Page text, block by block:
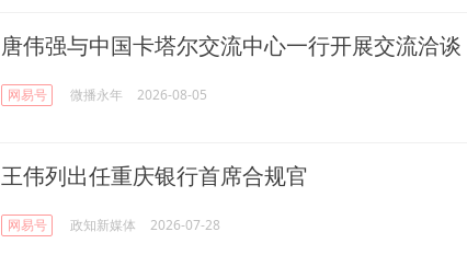
唐伟强与中国卡塔尔交流中心一行开展交流洽谈
网易号 微播永年 2026-08-05
王伟列出任重庆银行首席合规官
网易号 政知新媒体 2026-07-28